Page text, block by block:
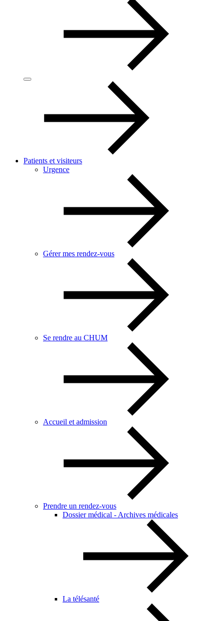
Patients et visiteurs
Urgence
Gérer mes rendez-vous
Se rendre au CHUM
Accueil et admission
Prendre un rendez-vous
Dossier médical - Archives médicales
La télésanté